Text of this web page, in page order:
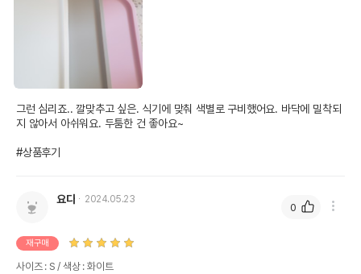
그런 심리죠.. 깔맞추고 싶은. 식기에 맞춰 색별로 구비했어요. 바닥에 밀착되
지 않아서 아쉬워요. 두툼한 건 좋아요~
#상품후기
요다 2024.05.23
재구매
사이즈 : S / 색상 : 화이트
0